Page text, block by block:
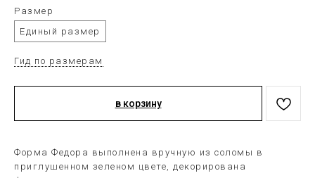
Размер
Единый размер
Гид по размерам
в корзину
Форма Федора выполнена вручную из соломы в
приглушенном зеленом цвете, декорирована